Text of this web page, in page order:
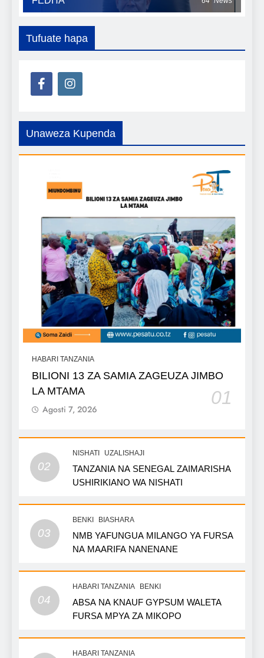
Tufuate hapa
Unaweza Kupenda
HABARI TANZANIA
BILIONI 13 ZA SAMIA ZAGEUZA JIMBO
LA MTAMA
01
Agosti 7, 2026
02
NISHATI UZALISHAJI
TANZANIA NA SENEGAL ZAIMARISHA
USHIRIKIANO WA NISHATI
03
BENKI BIASHARA
NMB YAFUNGUA MILANGO YA FURSA
NA MAARIFA NANENANE
04
HABARI TANZANIA BENKI
ABSA NA KNAUF GYPSUM WALETA
FURSA MPYA ZA MIKOPO
HABARI TANZANIA